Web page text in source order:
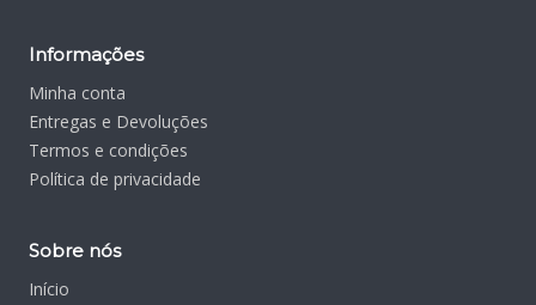
Informações
Minha conta
Entregas e Devoluções
Termos e condições
Política de privacidade
Sobre nós
Início